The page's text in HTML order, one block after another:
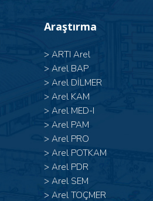
Araştırma
> ARTI Arel
> Arel BAP
> Arel DİLMER
> Arel KAM
> Arel MED-I
> Arel PAM
> Arel PRO
> Arel POTKAM
> Arel PDR
> Arel SEM
> Arel TOÇMER